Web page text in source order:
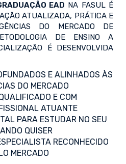
EAD NA FASUL É
ATUALIZADA, PRÁTICA E
DO MERCADO DE
DE ENSINO A
É DESENVOLVIDA
E ALINHADOS ÀS
DO MERCADO
E COM
ATUANTE
PARA ESTUDAR NO SEU
QUISER
RECONHECIDO
MERCADO